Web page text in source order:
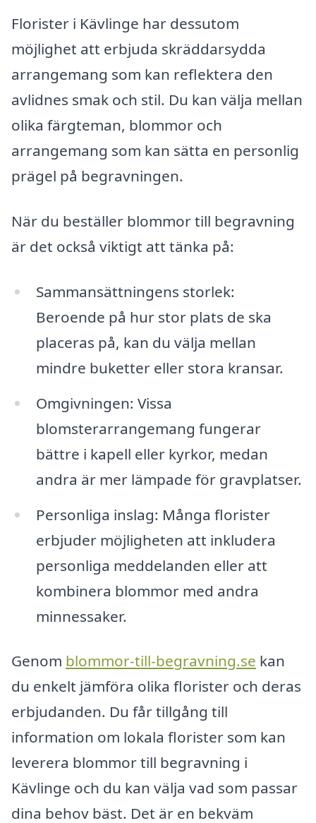
Florister i Kävlinge har dessutom
möjlighet att erbjuda skräddarsydda
arrangemang som kan reflektera den
avlidnes smak och stil. Du kan välja mellan
olika färgteman, blommor och
arrangemang som kan sätta en personlig
prägel på begravningen.
När du beställer blommor till begravning
är det också viktigt att tänka på:
Sammansättningens storlek:
Beroende på hur stor plats de ska
placeras på, kan du välja mellan
mindre buketter eller stora kransar.
Omgivningen: Vissa
blomsterarrangemang fungerar
bättre i kapell eller kyrkor, medan
andra är mer lämpade för gravplatser.
Personliga inslag: Många florister
erbjuder möjligheten att inkludera
personliga meddelanden eller att
kombinera blommor med andra
minnessaker.
Genom blommor-till-begravning.se kan
du enkelt jämföra olika florister och deras
erbjudanden. Du får tillgång till
information om lokala florister som kan
leverera blommor till begravning i
Kävlinge och du kan välja vad som passar
dina behov bäst. Det är en bekväm